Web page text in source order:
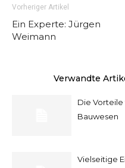
Vorheriger Artikel
Ein Experte: Jürgen
Weimann
Verwandte
Die
Bauwesen
Vielseitige